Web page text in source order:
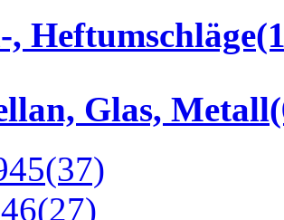
, Heftumschläge
Glas, Metall
(37)
(27)